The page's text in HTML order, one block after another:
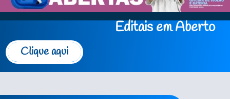
Editais em Aberto
Clique aqui